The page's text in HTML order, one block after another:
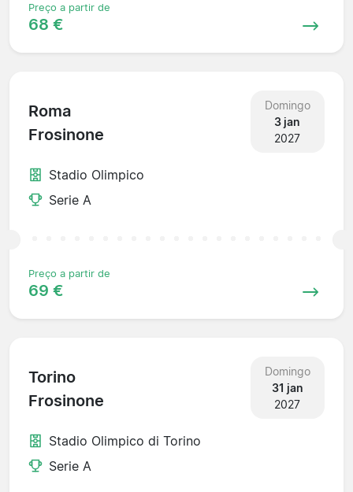
Preço a partir de
68 €
Roma
Frosinone
Domingo
3 jan
2027
Stadio Olimpico
Serie A
Preço a partir de
69 €
Torino
Frosinone
Domingo
31 jan
2027
Stadio Olimpico di Torino
Serie A